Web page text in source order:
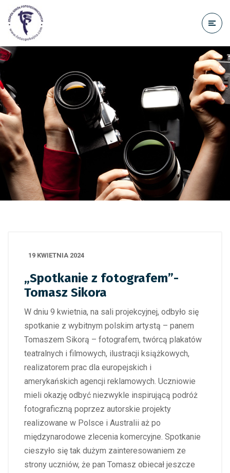
treści
19 KWIETNIA 2024
„Spotkanie z fotografem”-
Tomasz Sikora
W dniu 9 kwietnia, na sali projekcyjnej, odbyło się
spotkanie z wybitnym polskim artystą – panem
Tomaszem Sikorą – fotografem, twórcą plakatów
teatralnych i filmowych, ilustracji książkowych,
realizatorem prac dla europejskich i
amerykańskich agencji reklamowych. Uczniowie
mieli okazję odbyć niezwykle inspirującą podróż
fotograficzną poprzez autorskie projekty
realizowane w Polsce i Australii aż po
międzynarodowe zlecenia komercyjne. Spotkanie
cieszyło się tak dużym zainteresowaniem ze
strony uczniów, że pan Tomasz obiecał jeszcze